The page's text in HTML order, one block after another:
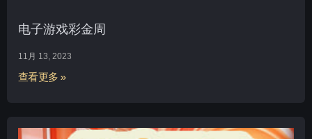
电子游戏彩金周
11月 13, 2023
查看更多 »